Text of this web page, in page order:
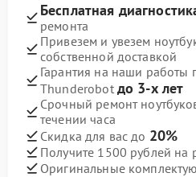
Бесплатная
ремонта
Привезем и увезем
собственной доставкой
Гарантия на наши работы
Thunderobot до 3-х лет
Срочный ремонт
течении часа
Скидка для вас до 20%
Получите 1500 рублей на
Оригинальные